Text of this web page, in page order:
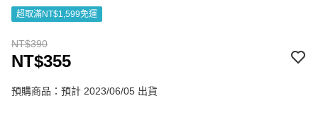
超取滿NT$1,599免運
NT$390
NT$355
預購商品：預計 2023/06/05 出貨